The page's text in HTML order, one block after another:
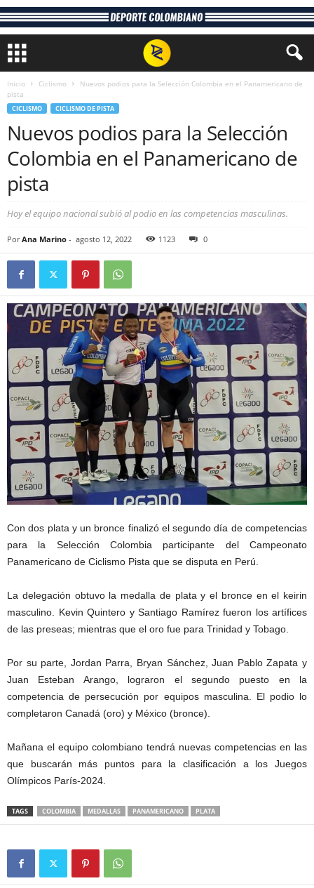
Inicio Ciclismo
Nuevos podios para la Selección Colombia en el Panamericano de
pista
CICLISMO CICLISMO DE PISTA
Nuevos podios para la Selección
Colombia en el Panamericano de
pista
Hoy el equipo nacional subió al podio en las competencias masculinas.
Por Ana Marino - agosto 12, 2022 1123 0
Con dos plata y un bronce finalizó el segundo día de competencias
para la Selección Colombia participante del Campeonato
Panamericano de Ciclismo Pista que se disputa en Perú.
La delegación obtuvo la medalla de plata y el bronce en el keirin
masculino. Kevin Quintero y Santiago Ramírez fueron los artífices
de las preseas; mientras que el oro fue para Trinidad y Tobago.
Por su parte, Jordan Parra, Bryan Sánchez, Juan Pablo Zapata y
Juan Esteban Arango, lograron el segundo puesto en la
competencia de persecución por equipos masculina. El podio lo
completaron Canadá (oro) y México (bronce).
Mañana el equipo colombiano tendrá nuevas competencias en las
que buscarán más puntos para la clasificación a los Juegos
Olímpicos París-2024.
TAGS COLOMBIA MEDALLAS PANAMERICANO PLATA